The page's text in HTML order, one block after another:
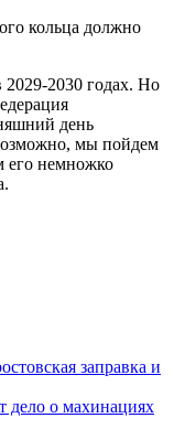
кольца должно
2029-2030 годах. Но
день
мы пойдем
его немножко
заправка и
дело о махинациях